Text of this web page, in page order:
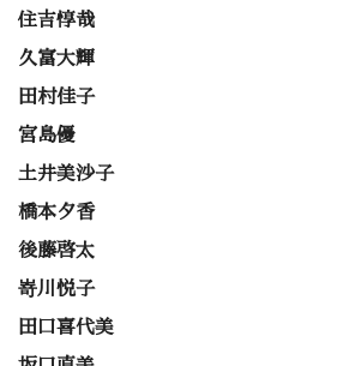
住吉惇哉
久富大輝
田村佳子
宮島優
土井美沙子
橋本夕香
後藤啓太
嵜川悦子
田口喜代美